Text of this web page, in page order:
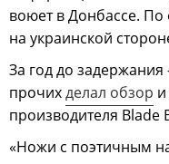
воюет в Донбассе.
на украинской
За год до
прочихделал обзор
производителя Blade
«Ножи с поэтичным